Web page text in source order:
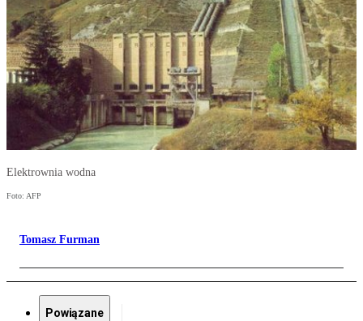
Elektrownia wodna
Foto: AFP
Tomasz Furman
Powiązane